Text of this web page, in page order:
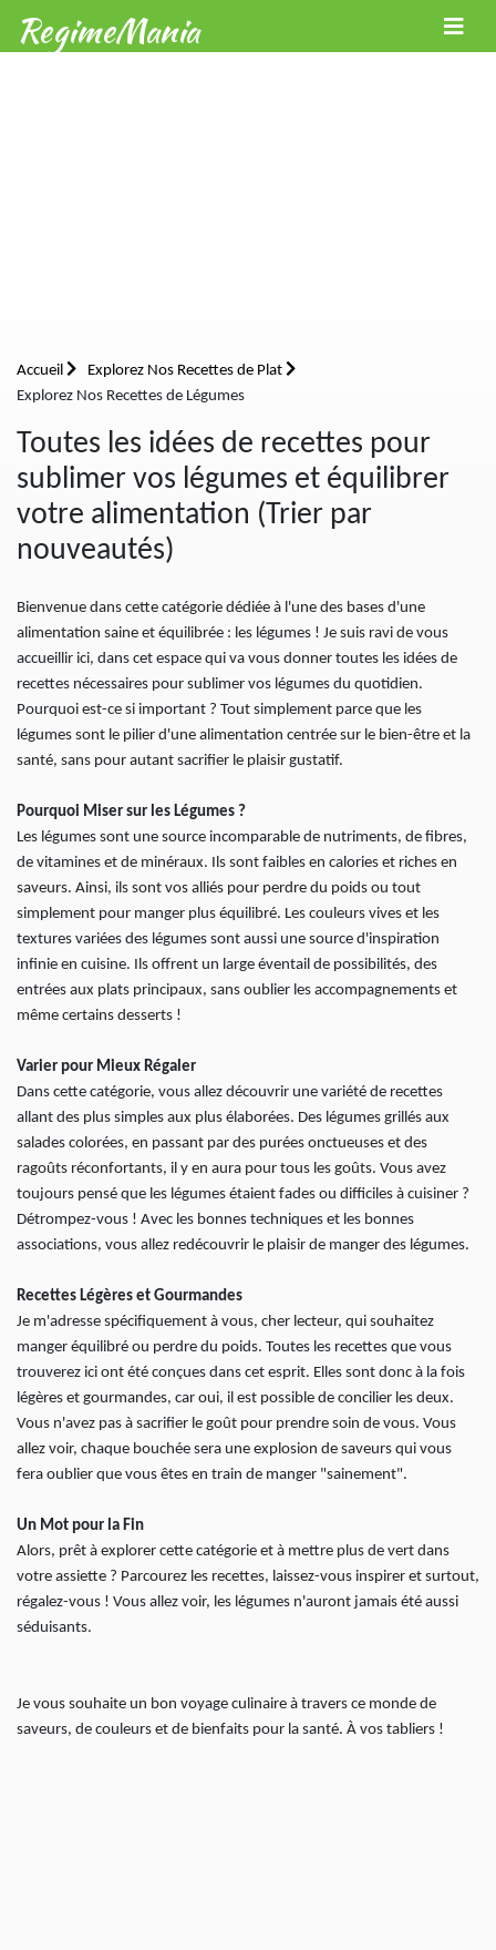
RegimeMania
Accueil
Explorez Nos Recettes de Plat
Explorez Nos Recettes de Légumes
Toutes les idées de recettes pour
sublimer vos légumes et équilibrer
votre alimentation (Trier par
nouveautés)
Bienvenue dans cette catégorie dédiée à l'une des bases d'une
alimentation saine et équilibrée : les légumes ! Je suis ravi de vous
accueillir ici, dans cet espace qui va vous donner toutes les idées de
recettes nécessaires pour sublimer vos légumes du quotidien.
Pourquoi est-ce si important ? Tout simplement parce que les
légumes sont le pilier d'une alimentation centrée sur le bien-être et la
santé, sans pour autant sacrifier le plaisir gustatif.
Pourquoi Miser sur les Légumes ?
Les légumes sont une source incomparable de nutriments, de fibres,
de vitamines et de minéraux. Ils sont faibles en calories et riches en
saveurs. Ainsi, ils sont vos alliés pour perdre du poids ou tout
simplement pour manger plus équilibré. Les couleurs vives et les
textures variées des légumes sont aussi une source d'inspiration
infinie en cuisine. Ils offrent un large éventail de possibilités, des
entrées aux plats principaux, sans oublier les accompagnements et
même certains desserts !
Varier pour Mieux Régaler
Dans cette catégorie, vous allez découvrir une variété de recettes
allant des plus simples aux plus élaborées. Des légumes grillés aux
salades colorées, en passant par des purées onctueuses et des
ragoûts réconfortants, il y en aura pour tous les goûts. Vous avez
toujours pensé que les légumes étaient fades ou difficiles à cuisiner ?
Détrompez-vous ! Avec les bonnes techniques et les bonnes
associations, vous allez redécouvrir le plaisir de manger des légumes.
Recettes Légères et Gourmandes
Je m'adresse spécifiquement à vous, cher lecteur, qui souhaitez
manger équilibré ou perdre du poids. Toutes les recettes que vous
trouverez ici ont été conçues dans cet esprit. Elles sont donc à la fois
légères et gourmandes, car oui, il est possible de concilier les deux.
Vous n'avez pas à sacrifier le goût pour prendre soin de vous. Vous
allez voir, chaque bouchée sera une explosion de saveurs qui vous
fera oublier que vous êtes en train de manger "sainement".
Un Mot pour la Fin
Alors, prêt à explorer cette catégorie et à mettre plus de vert dans
votre assiette ? Parcourez les recettes, laissez-vous inspirer et surtout,
régalez-vous ! Vous allez voir, les légumes n'auront jamais été aussi
séduisants.
Je vous souhaite un bon voyage culinaire à travers ce monde de
saveurs, de couleurs et de bienfaits pour la santé. À vos tabliers !